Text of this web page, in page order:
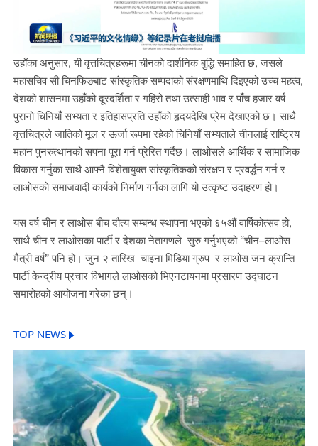
उहाँका अनुसार, यी वृत्तचित्रहरूमा चीनको दार्शनिक बुद्धि समाहित छ, जसले
महासचिव सी चिनफिङबाट सांस्कृतिक सम्पदाको संरक्षणमाथि दिइएको उच्च महत्व,
देशको शासनमा उहाँको दूरदर्शिता र गहिरो तथा उत्साही भाव र पाँच हजार वर्ष
पुरानो चिनियाँ सभ्यता र इतिहासप्रति उहाँको हृदयदेखि प्रेम देखाएको छ। साथै
वृत्तचित्रले जातिको मूल र ऊर्जा रूपमा रहेको चिनियाँ सभ्यताले चीनलाई राष्ट्रिय
महान पुनरुत्थानको सपना पूरा गर्न प्रेरित गर्दैछ। लाओसले आर्थिक र सामाजिक
विकास गर्नुका साथै आफ्नै विशेतायुक्त सांस्कृतिकको संरक्षण र प्रवर्द्धन गर्न र
लाओसको समाजवादी कार्यको निर्माण गर्नका लागि यो उत्कृष्ट उदाहरण हो।
यस वर्ष चीन र लाओस बीच दौत्य सम्बन्ध स्थापना भएको ६५औं वार्षिकोत्सव हो,
साथै चीन र लाओसका पार्टी र देशका नेतागणले सुरु गर्नुभएको “चीन–लाओस
मैत्री वर्ष” पनि हो। जुन २ तारिख चाइना मिडिया ग्रुप र लाओस जन क्रान्ति
पार्टी केन्द्रीय प्रचार विभागले लाओसको भिएनटायनमा प्रसारण उद्घाटन
समारोहको आयोजना गरेका छन्।
TOP NEWS